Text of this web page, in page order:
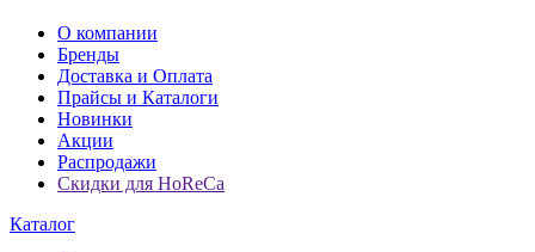
О компании
Бренды
Доставка и Оплата
Прайсы и Каталоги
Новинки
Акции
Распродажи
Скидки для HoReCa
Каталог